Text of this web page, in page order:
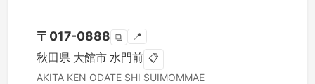
〒 017-0888 ⧉ 📍
秋田県 大館市 水門前 📋
AKITA KEN ODATE SHI SUIMOMMAE